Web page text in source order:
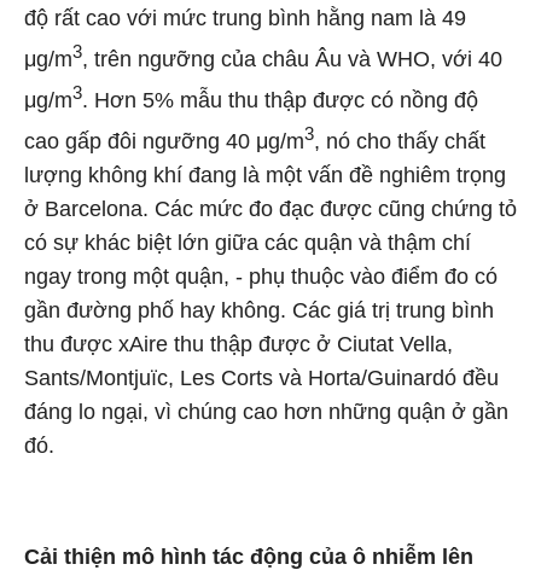
độ rất cao với mức trung bình hằng nam là 49
μg/m3, trên ngưỡng của châu Âu và WHO, với 40
μg/m3. Hơn 5% mẫu thu thập được có nồng độ
cao gấp đôi ngưỡng 40 μg/m3, nó cho thấy chất
lượng không khí đang là một vấn đề nghiêm trọng
ở Barcelona. Các mức đo đạc được cũng chứng tỏ
có sự khác biệt lớn giữa các quận và thậm chí
ngay trong một quận, - phụ thuộc vào điểm đo có
gần đường phố hay không. Các giá trị trung bình
thu được xAire thu thập được ở Ciutat Vella,
Sants/Montjuïc, Les Corts và Horta/Guinardó đều
đáng lo ngại, vì chúng cao hơn những quận ở gần
đó.
Cải thiện mô hình tác động của ô nhiễm lên